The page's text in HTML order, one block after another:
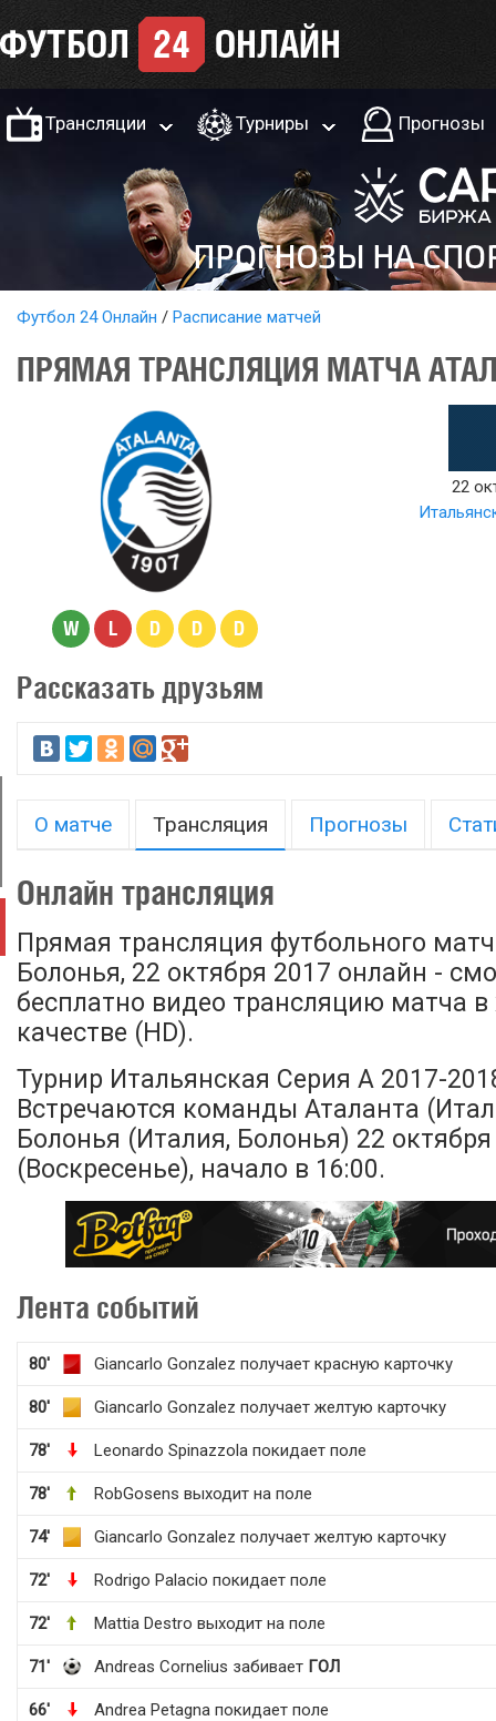
Трансляции Турниры Прогнозы
Футбол 24 Онлайн Расписание матчей
ПРЯМАЯ ТРАНСЛЯЦИЯ МАТЧА
W L D D D
22
Рассказать друзьям
О матче Трансляция Прогнозы
Онлайн трансляция
Прямая трансляция футбольного
Болонья, 22 октября 2017 онлайн -
бесплатно видео трансляцию матча
качестве (HD).
Турнир Итальянская Серия А 2017-
Встречаются команды Аталанта
Болонья (Италия, Болонья) 22
(Воскресенье), начало в 16:00.
Лента событий
80' Giancarlo Gonzalez получает красную карточку
80' Giancarlo Gonzalez получает желтую карточку
78' Leonardo Spinazzola покидает поле
78' RobGosens выходит на поле
74' Giancarlo Gonzalez получает желтую карточку
72' Rodrigo Palacio покидает поле
72' Mattia Destro выходит на поле
71' Andreas Cornelius забивает ГОЛ
66' Andrea Petagna покидает поле